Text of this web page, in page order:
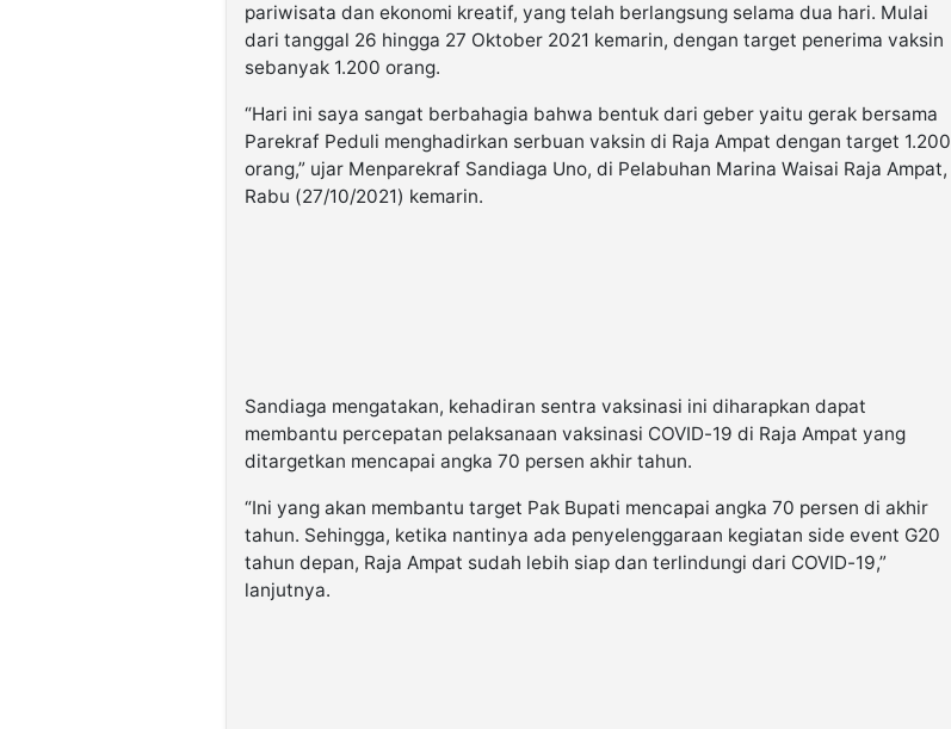
pariwisata dan ekonomi kreatif, yang telah berlangsung selama dua hari. Mulai
dari tanggal 26 hingga 27 Oktober 2021 kemarin, dengan target penerima vaksin
sebanyak 1.200 orang.
“Hari ini saya sangat berbahagia bahwa bentuk dari geber yaitu gerak bersama
Parekraf Peduli menghadirkan serbuan vaksin di Raja Ampat dengan target 1.200
orang,” ujar Menparekraf Sandiaga Uno, di Pelabuhan Marina Waisai Raja Ampat,
Rabu (27/10/2021) kemarin.
Sandiaga mengatakan, kehadiran sentra vaksinasi ini diharapkan dapat
membantu percepatan pelaksanaan vaksinasi COVID-19 di Raja Ampat yang
ditargetkan mencapai angka 70 persen akhir tahun.
“Ini yang akan membantu target Pak Bupati mencapai angka 70 persen di akhir
tahun. Sehingga, ketika nantinya ada penyelenggaraan kegiatan side event G20
tahun depan, Raja Ampat sudah lebih siap dan terlindungi dari COVID-19,”
lanjutnya.